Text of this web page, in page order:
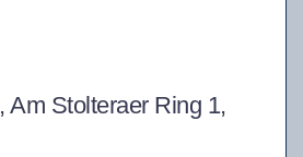
, Am Stolteraer Ring 1,